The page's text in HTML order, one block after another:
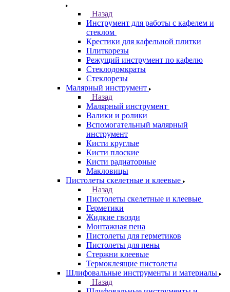
Назад
Инструмент для работы с кафелем и
стеклом
Крестики для кафельной плитки
Плиткорезы
Режущий инструмент по кафелю
Стеклодомкраты
Стеклорезы
Малярный инструмент
Назад
Малярный инструмент
Валики и ролики
Вспомогательный малярный
инструмент
Кисти круглые
Кисти плоские
Кисти радиаторные
Макловицы
Пистолеты скелетные и клеевые
Назад
Пистолеты скелетные и клеевые
Герметики
Жидкие гвозди
Монтажная пена
Пистолеты для герметиков
Пистолеты для пены
Стержни клеевые
Термоклеящие пистолеты
Шлифовальные инструменты и материалы
Назад